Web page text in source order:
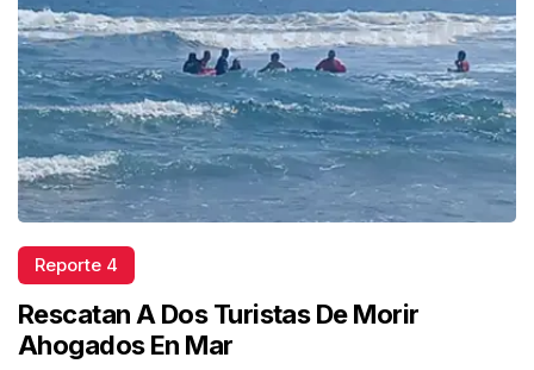
Reporte 4
Rescatan A Dos Turistas De Morir
Ahogados En Mar